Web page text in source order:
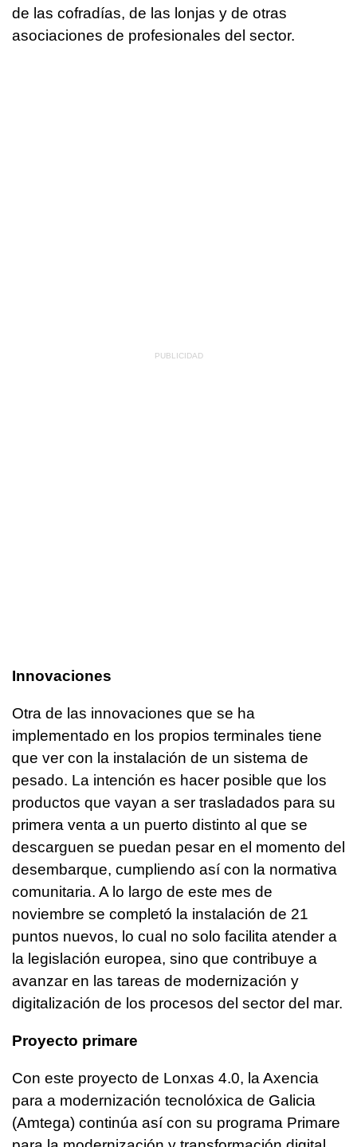
de las cofradías, de las lonjas y de otras
asociaciones de profesionales del sector.
Innovaciones
Otra de las innovaciones que se ha
implementado en los propios terminales tiene
que ver con la instalación de un sistema de
pesado. La intención es hacer posible que los
productos que vayan a ser trasladados para su
primera venta a un puerto distinto al que se
descarguen se puedan pesar en el momento del
desembarque, cumpliendo así con la normativa
comunitaria. A lo largo de este mes de
noviembre se completó la instalación de 21
puntos nuevos, lo cual no solo facilita atender a
la legislación europea, sino que contribuye a
avanzar en las tareas de modernización y
digitalización de los procesos del sector del mar.
Proyecto primare
Con este proyecto de Lonxas 4.0, la Axencia
para a modernización tecnolóxica de Galicia
(Amtega) continúa así con su programa Primare